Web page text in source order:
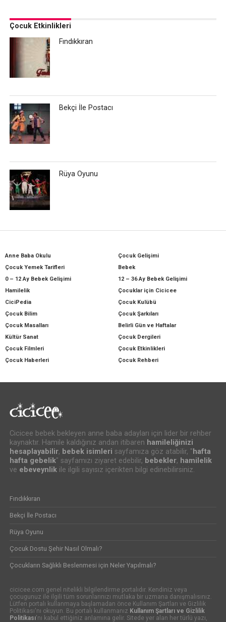
Çocuk Etkinlikleri
Fındıkkıran
Bekçi İle Postacı
Rüya Oyunu
Anne Baba Okulu
Çocuk Gelişimi
Çocuk Yemek Tarifleri
Bebek
0 – 12 Ay Bebek Gelişimi
12 – 36 Ay Bebek Gelişimi
Hamilelik
Çocuklar için Cicicee
CiciPedia
Çocuk Kulübü
Çocuk Bilim
Çocuk Şarkıları
Çocuk Masalları
Belirli Gün ve Haftalar
Kültür Sanat
Çocuk Dergileri
Çocuk Filmleri
Çocuk Etkinlikleri
Çocuk Haberleri
Çocuk Rehberi
Cicicee bebek bekleyen anne baba adayları için lider bir rehber
kaynaktır. Hamile kaldığınız andan itibaren hamileliğinizi
hesaplayabilir, bebek isimleri sayfamıza göz atabilir, " hafta
hafta gebelik" sayfamızı ziyaret edebilir, bebekler, hamilelik
ve ebeveynlikile ilgili sayısız içerikten bilgi edinebilirsiniz.
Fındıkkıran
Bekçi İle Postacı
Rüya Oyunu
Çocuk Dostu Şehir Nasıl Olmalı?
Çocukların Sağlıklı Beslenmesi için Neler Yapılmalı?
cicicee.com genel nitelikli bilgilendirme portalıdır. Kendiniz veya
çocugunuz ile ilgili tüm sorunlarınızı mutlaka bir uzmana danışmalısınız.
Lütfen portalı kullanmaya başlamadan önce Kullanım Şartları ve Gizlilik
Politikası'nı okuyun. Bu portalı kullanmanız Kullanım Şartları ve Gizlilik
Politikası'nı kabul ettiğiniz anlamına gelir. Sitede yer alan her türlü yazı,